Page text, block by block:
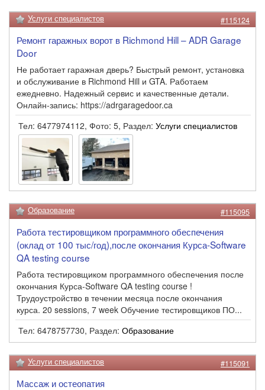
Услуги специалистов #115124
Ремонт гаражных ворот в Richmond Hill – ADR Garage
Door
Не работает гаражная дверь? Быстрый ремонт, установка
и обслуживание в Richmond Hill и GTA. Работаем
ежедневно. Надежный сервис и качественные детали.
Онлайн-запись: https://adrgaragedoor.ca
Тел: 6477974112, Фото: 5, Раздел: Услуги специалистов
Образование #115095
Работа тестировщиком программного обеспечения
(оклад от 100 тыс/год),после окончания Курса-Software
QA testing course
Работа тестировщиком программного обеспечения после
окончания Курса-Software QA testing course !
Трудоустройство в течении месяца после окончания
курса. 20 sessions, 7 week Обучение тестировщиков ПО...
Тел: 6478757730, Раздел: Образование
Услуги специалистов #115091
Массаж и остеопатия